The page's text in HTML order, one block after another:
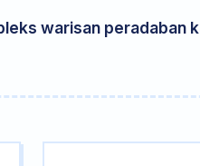
warisan peradaban